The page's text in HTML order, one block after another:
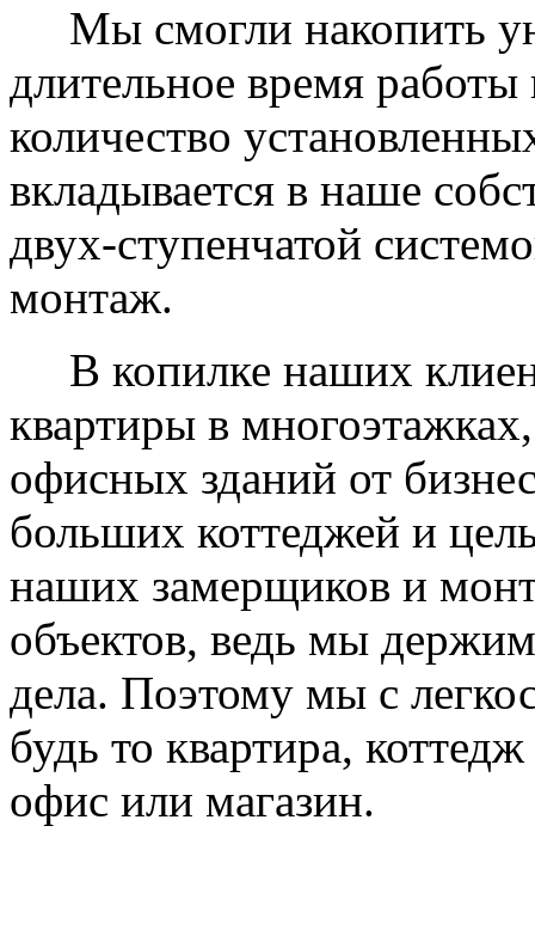
Мы смогли накопить
длительное время
количество
вкладывается в наше
двух-ступенчатой
монтаж.
В копилке наших
квартиры в
офисных зданий от
больших коттеджей и
наших замерщиков и
объектов, ведь мы
дела. Поэтому мы с
будь то квартира,
офис или магазин.